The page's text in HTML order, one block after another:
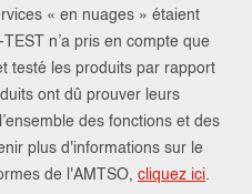
« en nuages » étaient
n’a pris en compte que
testé les produits par rapport
ont dû prouver leurs
des fonctions et des
plus d'informations sur le
de l'AMTSO, cliquez ici.